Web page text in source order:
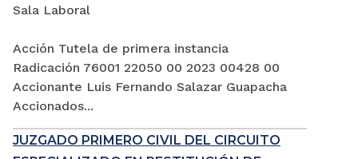
Sala Laboral
Acción Tutela de primera instancia
Radicación 76001 22050 00 2023 00428 00
Accionante Luis Fernando Salazar Guapacha
Accionados...
JUZGADO PRIMERO CIVIL DEL CIRCUITO